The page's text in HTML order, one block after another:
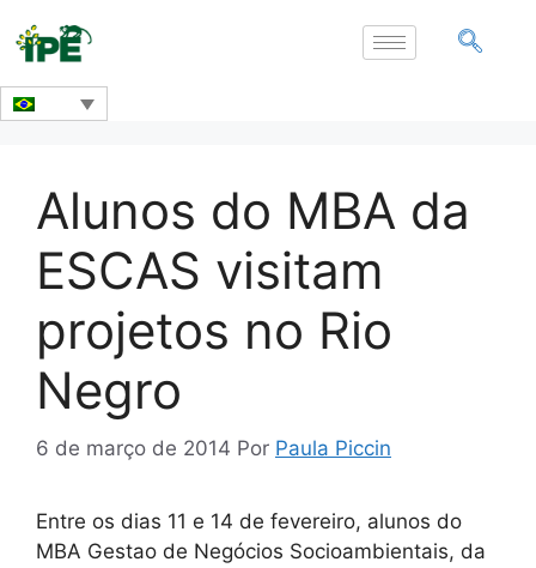
Alunos do MBA da
ESCAS visitam
projetos no Rio
Negro
6 de março de 2014 Por Paula Piccin
Entre os dias 11 e 14 de fevereiro, alunos do
MBA Gestao de Negócios Socioambientais, da